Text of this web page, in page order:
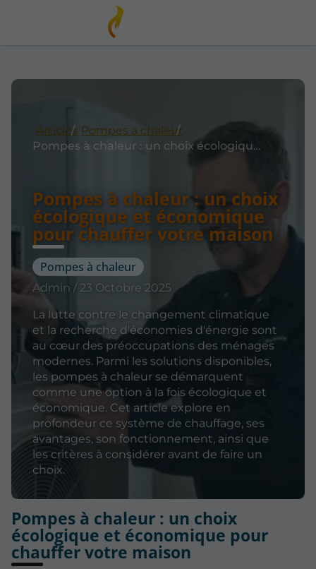
Articles Pompes à chaleur
Pompes à chaleur : un choix écologique et économique pour chauffer votre maison
Pompes à chaleur : un choix
écologique et économique
pour chauffer votre maison
Pompes à chaleur
Admin / 23 Octobre 2025
La lutte contre le changement climatique
et la recherche d'économies d'énergie sont
au cœur des préoccupations des ménages
modernes. Parmi les solutions disponibles,
les pompes à chaleur se démarquent
comme une option à la fois écologique et
économique. Cet article explore en
profondeur ce système de chauffage, ses
avantages, son fonctionnement, ainsi que
les critères à considérer avant de faire un
choix.
Pompes à chaleur : un choix
écologique et économique pour
chauffer votre maison